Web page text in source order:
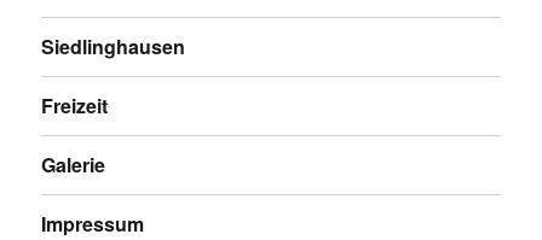
Siedlinghausen
Freizeit
Galerie
Impressum